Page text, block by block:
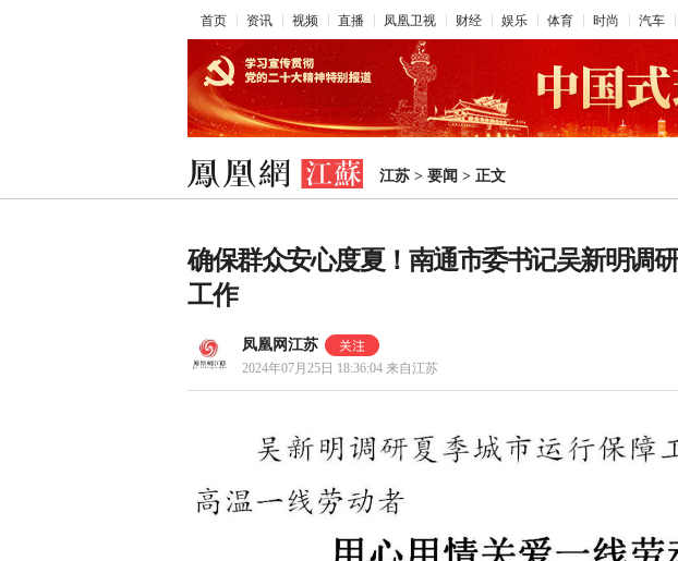
首页 资讯 视频 直播 凤凰卫视 财经 娱乐 体育 时尚 汽车
江苏 > 要闻 > 正文
确保群众安心度夏！南通市委书记吴新明调
工作
凤凰网江苏
2024年07月25日 18:36:04 来自江苏